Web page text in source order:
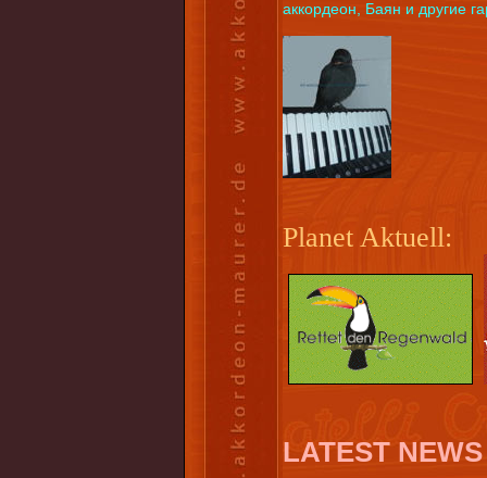
аккордеон, Баян и другие
Planet Aktuell:
LATEST NEWS